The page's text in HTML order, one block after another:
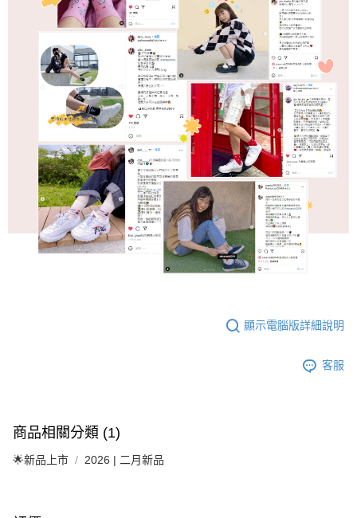
顯示電腦版詳細說明
客服
商品相關分類 (1)
🌟新品上市 2026 | 二月新品